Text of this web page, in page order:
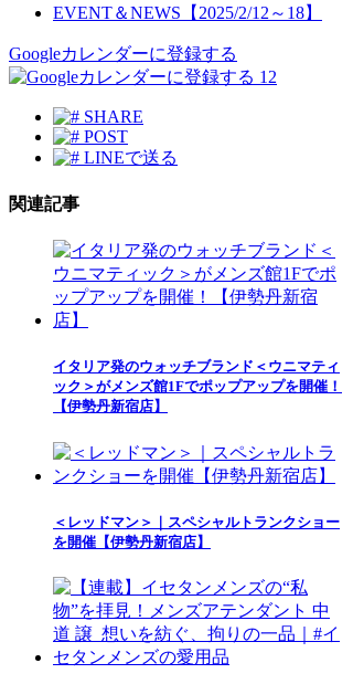
EVENT＆NEWS【2025/2/12～18】
Googleカレンダーに登録する
12
SHARE
POST
LINEで送る
関連記事
イタリア発のウォッチブランド＜ウニマティ
ック＞がメンズ館1Fでポップアップを開催！
【伊勢丹新宿店】
＜レッドマン＞｜スペシャルトランクショー
を開催【伊勢丹新宿店】